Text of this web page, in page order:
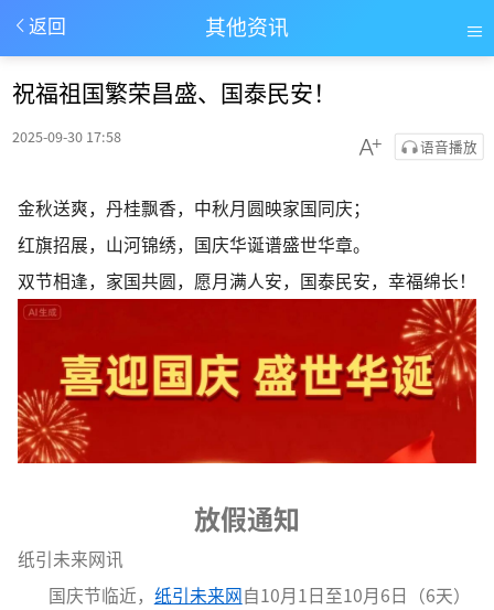
返回 其他资讯
祝福祖国繁荣昌盛、国泰民安！
2025-09-30 17:58 语音播放
金秋送爽，丹桂飘香，中秋月圆映家国同庆；
红旗招展，山河锦绣，国庆华诞谱盛世华章。
双节相逢，家国共圆，愿月满人安，国泰民安，幸福绵长！
放假通知
纸引未来网讯
国庆节临近， 纸引未来网自10月1日至10月6日（6天）